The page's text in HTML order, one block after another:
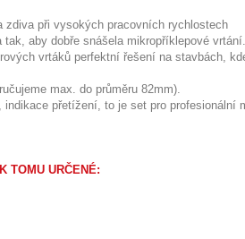
zdiva při vysokých pracovních rychlostech
aby dobře snášela mikropříklepové vrtání.
vrtáků perfektní řešení na stavbách,
max. do průměru 82mm).
přetížení, to je set pro
TOMU URČENÉ: